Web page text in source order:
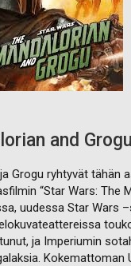
and Grogu
Grogu ryhtyvät tähän
“Star Wars: The
uudessa Star Wars
ja Imperiumin
Kokemattoman